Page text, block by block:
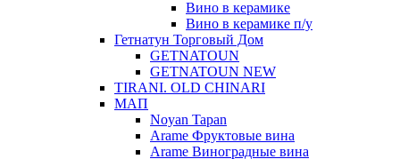
Вино в керамике
Вино в керамике п/у
Гетнатун Торговый Дом
GETNATOUN
GETNATOUN NEW
TIRANI. OLD CHINARI
МАП
Noyan Tapan
Arame Фруктовые вина
Arame Виноградные вина